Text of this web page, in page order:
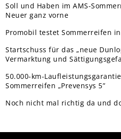
Soll und Haben im AMS-
Neuer ganz vorne
Promobil testet Sommerreifen
Startschuss für das „neue
Vermarktung und
50.000-km-
Sommerreifen „Prevensys 5”
Noch nicht mal richtig da und